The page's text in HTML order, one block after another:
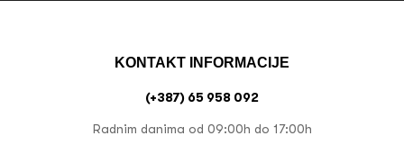
KONTAKT INFORMACIJE
(+387) 65 958 092
Radnim danima od 09:00h do 17:00h